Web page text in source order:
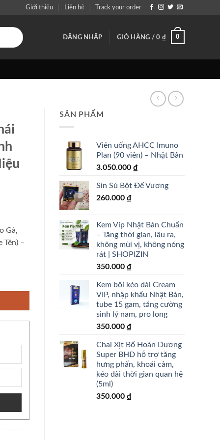
Giới thiệu Liên hệ Track your order
ĐĂNG NHẬP GIỎ HÀNG /0 ₫ 0
SẢN PHẨM
Viên uống AHCC Imuno
Plan (90 viên) – Nhật Bản
3.050.000 ₫
Sìn Sú Bột Đế Vương
260.000 ₫
Kem Vip Nhật Bản Chuẩn
– Tăng thời gian, lâu ra,
không mùi vị, không nóng
rát | SHOPIZIN
350.000 ₫
Kem bôi kéo dài Cream
VIP, nhập khẩu Nhật Bản,
tube 15 gam, tăng cường
sinh lý nam, pro long
350.000 ₫
Chai Xịt Bổ Hoàn Dương
Super BHD hỗ trợ tăng
hưng phấn, khoái cảm,
kéo dài thời gian quan hệ
(5ml)
350.000 ₫
Gà,
Tên) –